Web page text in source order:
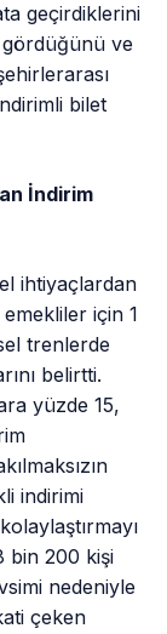
geçirdiklerini
ve
bilet
İndirim
ihtiyaçlardan
için 1
trenlerde
belirtti.
yüzde 15,
indirimi
bin 200 kişi
nedeniyle
çeken